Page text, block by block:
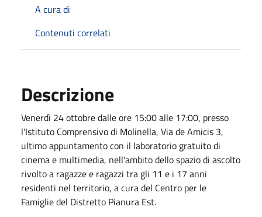
A cura di
Contenuti correlati
Descrizione
Venerdì 24 ottobre dalle ore 15:00 alle 17:00, presso
l'Istituto Comprensivo di Molinella, Via de Amicis 3,
ultimo appuntamento con il laboratorio gratuito di
cinema e multimedia, nell'ambito dello spazio di ascolto
rivolto a ragazze e ragazzi tra gli 11 e i 17 anni
residenti nel territorio, a cura del Centro per le
Famiglie del Distretto Pianura Est.